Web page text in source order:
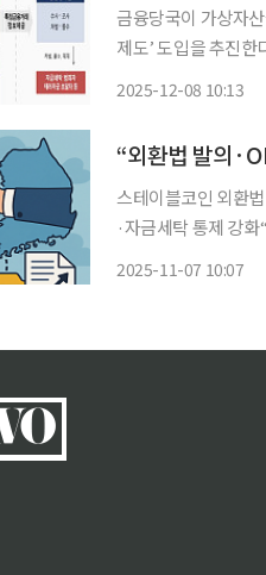
금융당국이 가상자
제도’ 도입을 추진
2025-12-08 10:13
스테이블코인 외환
·자금세탁 통제 강화“투
2025-11-07 10:07